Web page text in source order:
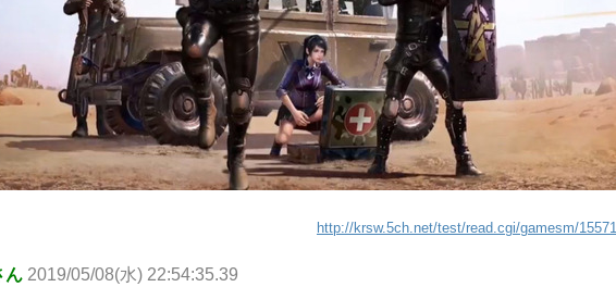
http://krsw.5ch.net/test/read.cgi/gamesm/
ん 2019/05/08(水) 22:54:35.39